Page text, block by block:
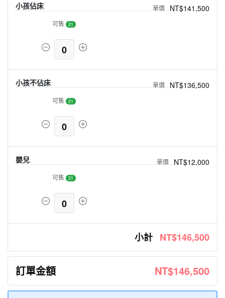
小孩佔床 NT$141,500
可售 21
0
小孩不佔床 NT$136,500
可售 21
0
嬰兒 NT$12,000
可售 21
0
小計 NT$146,500
訂單金額 NT$146,500